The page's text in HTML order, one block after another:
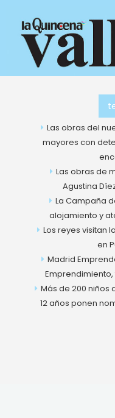
contenido
Las obras del
mayores con
Las obras de
Agustina
La Campaña
alojamiento y
Los reyes visitan
en
Madrid
Más de 200 niños
12 años ponen